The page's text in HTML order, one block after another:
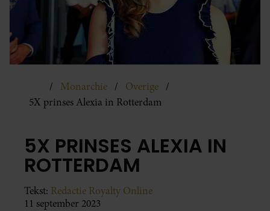
Monarchie
Overige
5X prinses Alexia in Rotterdam
5X PRINSES ALEXIA IN
ROTTERDAM
Tekst: Redactie Royalty Online
11 september 2023